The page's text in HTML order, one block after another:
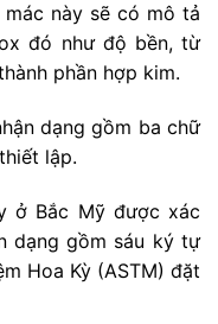
này sẽ có mô tả
đó như độ bền, từ
phần hợp kim.
dạng gồm ba chữ
lập.
ở Bắc Mỹ được xác
dạng gồm sáu ký tự
Hoa Kỳ (ASTM) đặt